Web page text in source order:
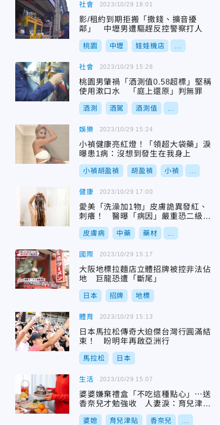
社會
影/租約到期拒搬「撒錢、擴音擾
鄰」 中壢男遭驅趕反控警察打人
桃園 中壢 娃娃機店
2023/10/29 18:01
社會
桃園男肇禍「酒測值0.58超標」堅稱
使用漱口水 「庭上還原」判無罪
酒測 酒駕 酒測值
2023/10/29 15:28
娛樂
小禎健康亮紅燈！「領超大袋藥」淚
曝患1病：沒想到發生在我身上
小禎胡盈禎 胡盈禎 小禎
2023/10/29 15:24
健康
愛美「洗澡加1物」皮膚詭異發紅、
刺癢！ 醫曝「病因」嚴重恐二級燒
傷
皮膚病 中藥 藥材
2023/10/29 17:00
國際
大阪地標拉麵店立體招牌被控非法佔
地 巨龍恐遭「斷尾」
日本 招牌 地標
2023/10/29 15:17
體育
日本馬拉松傳奇大迫傑台灣行圓滿結
束！ 盼明年再啟亞洲行
馬拉松 日本
2023/10/29 15:13
生活
婆婆嫌棄禮盒「不吃這種點心」⋯送
香奈兒才勉強收 人妻淚：育兒津貼
她要收走
婆媳 育兒津貼 香奈兒
2023/10/29 15:07